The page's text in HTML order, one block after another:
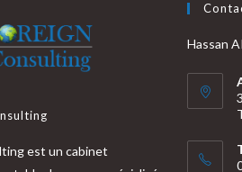
est un cabinet
Hassan